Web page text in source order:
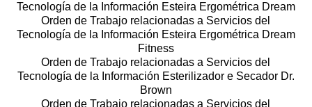
Tecnología de la Información Esteira Ergométrica Dream
Orden de Trabajo relacionadas a Servicios del
Tecnología de la Información Esteira Ergométrica Dream
Fitness
Orden de Trabajo relacionadas a Servicios del
Tecnología de la Información Esterilizador e Secador Dr.
Brown
Orden de Trabajo relacionadas a Servicios del